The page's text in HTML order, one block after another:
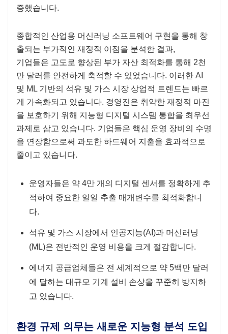
증했습니다.
종합적인 산업용 머신러닝 소프트웨어 구현을 통해 창
출되는 부가적인 재정적 이점을 분석한 결과,
기업들은 고도로 향상된 부가 자산 최적화를 통해 2천
만 달러를 안전하게 축적할 수 있었습니다. 이러한 AI
및 ML 기반의 석유 및 가스 시장 상업적 트렌드는 빠르
게 가속화되고 있습니다. 경영진은 취약한 재정적 마진
을 보호하기 위해 지능형 디지털 시스템 통합을 최우선
과제로 삼고 있습니다. 기업들은 핵심 운영 장비의 수명
을 연장함으로써 과도한 하드웨어 지출을 효과적으로
줄이고 있습니다.
운영자들은 약 4만 개의 디지털 센서를 정확하게 추
적하여 중요한 일일 추출 매개변수를 최적화합니
다.
석유 및 가스 시장에서 인공지능(AI)과 머신러닝
(ML)은 전반적인 운영 비용을 크게 절감합니다.
에너지 공급업체들은 전 세계적으로 약 5백만 달러
에 달하는 대규모 기계 설비 손상을 꾸준히 방지하
고 있습니다.
환경 규제 의무는 새로운 지능형 분석 도입